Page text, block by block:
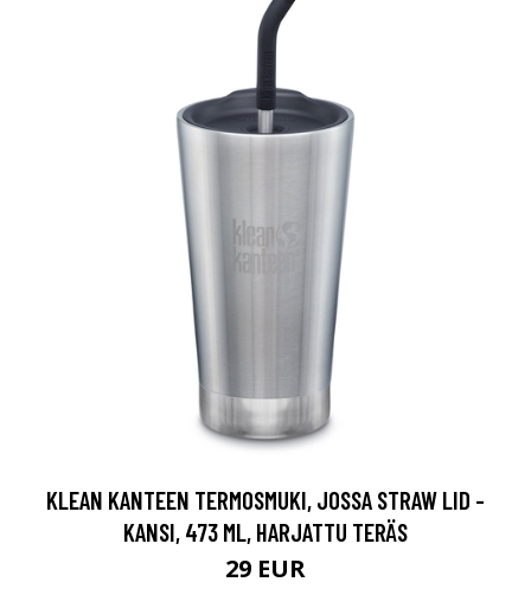
KLEAN KANTEEN TERMOSMUKI, JOSSA STRAW LID -
KANSI, 473 ML, HARJATTU TERÄS
29 EUR